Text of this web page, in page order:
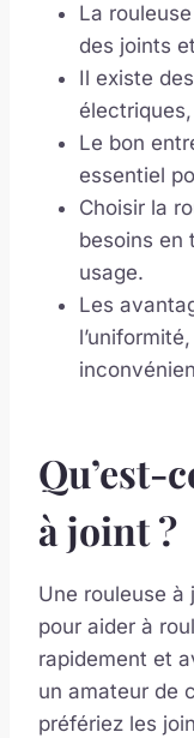
La
des joints
Il existe
Le bon
essentiel
Choisir la
besoins en
usage.
Les
Qu’est-
à joint ?
Une rouleuse
pour aider à
rapidement et
un amateur de
préfériez les